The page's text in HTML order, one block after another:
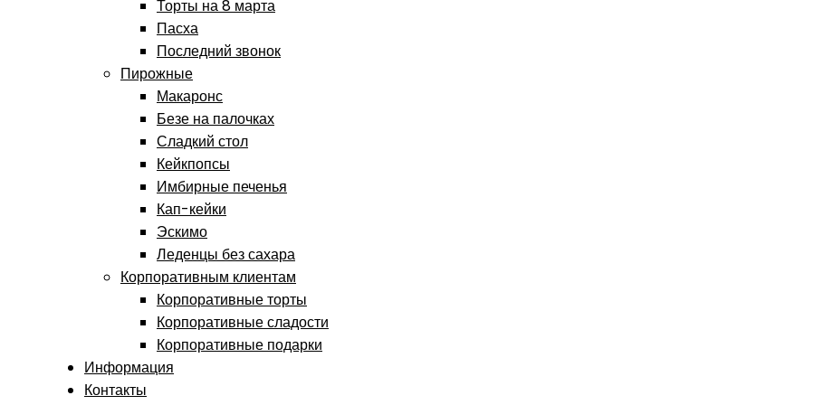
Торты на 8 марта
Пасха
Последний звонок
Пирожные
Макаронс
Безе на палочках
Сладкий стол
Кейкпопсы
Имбирные печенья
Кап-кейки
Эскимо
Леденцы без сахара
Корпоративным клиентам
Корпоративные торты
Корпоративные сладости
Корпоративные подарки
Информация
Контакты